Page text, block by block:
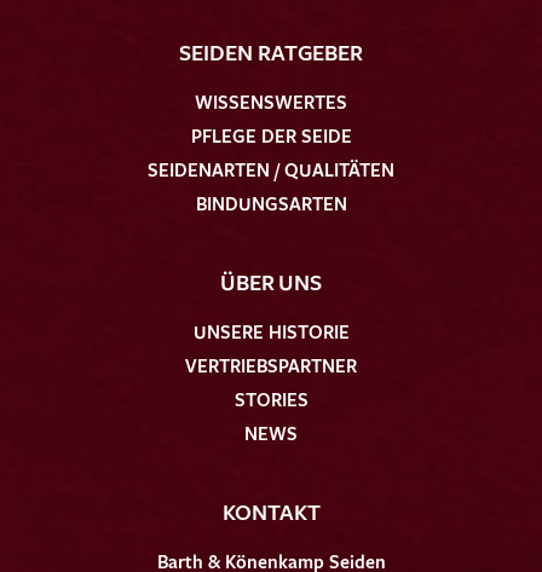
SEIDEN RATGEBER
WISSENSWERTES
PFLEGE DER SEIDE
SEIDENARTEN / QUALITÄTEN
BINDUNGSARTEN
ÜBER UNS
UNSERE HISTORIE
VERTRIEBSPARTNER
STORIES
NEWS
KONTAKT
Barth & Könenkamp Seiden